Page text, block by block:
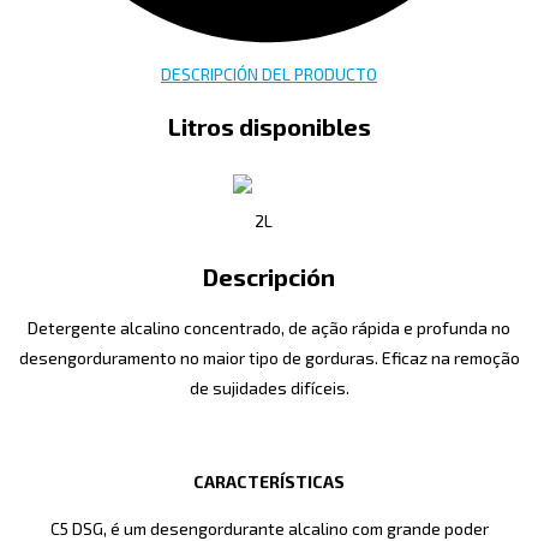
DESCRIPCIÓN DEL PRODUCTO
Litros disponibles
2L
Descripción
Detergente alcalino concentrado, de ação rápida e profunda no
desengorduramento no maior tipo de gorduras. Eficaz na remoção
de sujidades difíceis.
CARACTERÍSTICAS
C5 DSG, é um desengordurante alcalino com grande poder